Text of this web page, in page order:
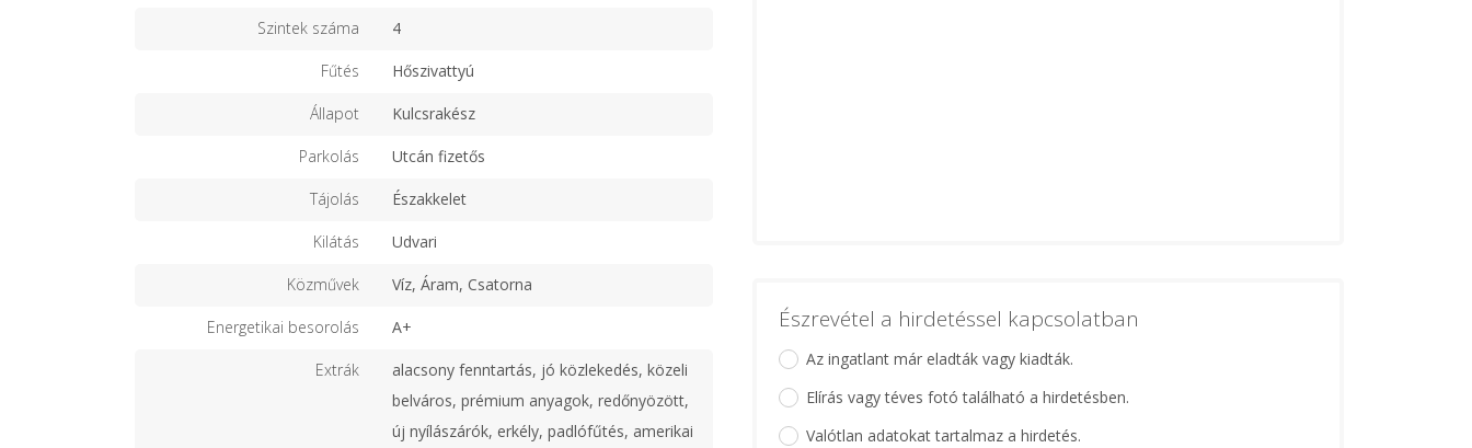
Szintek száma 4
Fűtés Hőszivattyú
Állapot Kulcsrakész
Parkolás Utcán fizetős
Tájolás Északkelet
Kilátás Udvari
Közművek Víz, Áram, Csatorna
Energetikai besorolás A+
Extrák
alacsony fenntartás, jó közlekedés, közeli
belváros, prémium anyagok, redőnyözött,
új nyílászárók, erkély, padlófűtés, amerikai
Észrevétel a hirdetéssel kapcsolatban
Az ingatlant már eladták vagy kiadták.
Elírás vagy téves fotó található a hirdetésben.
Valótlan adatokat tartalmaz a hirdetés.